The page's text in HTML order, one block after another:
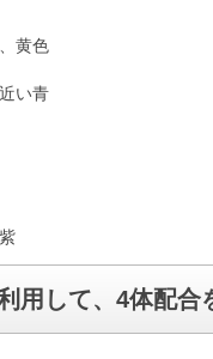
黄色
い青
用して、4体配合